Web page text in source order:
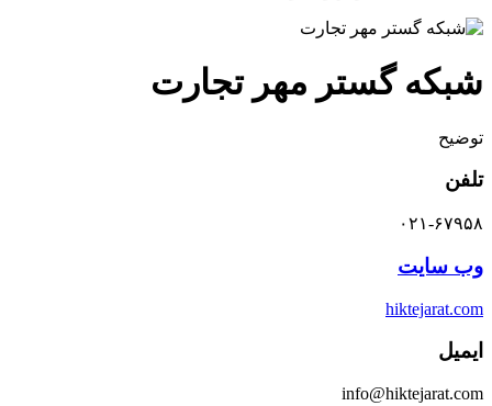
شبکه گستر مهر تجارت
توضیح
تلفن
۰۲۱-۶۷۹۵۸
وب سایت
hiktejarat.com
ایمیل
info@hiktejarat.com